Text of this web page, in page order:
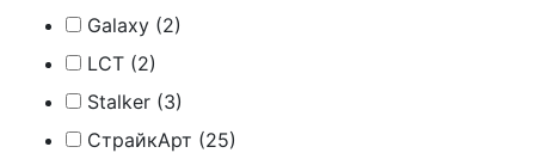
Galaxy (2)
LCT (2)
Stalker (3)
СтрайкАрт (25)